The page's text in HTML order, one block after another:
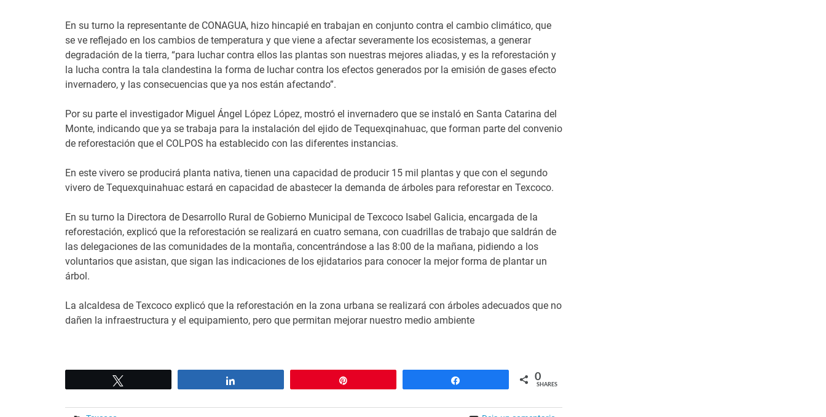
En su turno la representante de CONAGUA, hizo hincapié en trabajan en conjunto contra el cambio climático, que
se ve reflejado en los cambios de temperatura y que viene a afectar severamente los ecosistemas, a generar
degradación de la tierra, “para luchar contra ellos las plantas son nuestras mejores aliadas, y es la reforestación y
la lucha contra la tala clandestina la forma de luchar contra los efectos generados por la emisión de gases efecto
invernadero, y las consecuencias que ya nos están afectando”.
Por su parte el investigador Miguel Ángel López López, mostró el invernadero que se instaló en Santa Catarina del
Monte, indicando que ya se trabaja para la instalación del ejido de Tequexqinahuac, que forman parte del convenio
de reforestación que el COLPOS ha establecido con las diferentes instancias.
En este vivero se producirá planta nativa, tienen una capacidad de producir 15 mil plantas y que con el segundo
vivero de Tequexquinahuac estará en capacidad de abastecer la demanda de árboles para reforestar en Texcoco.
En su turno la Directora de Desarrollo Rural de Gobierno Municipal de Texcoco Isabel Galicia, encargada de la
reforestación, explicó que la reforestación se realizará en cuatro semana, con cuadrillas de trabajo que saldrán de
las delegaciones de las comunidades de la montaña, concentrándose a las 8:00 de la mañana, pidiendo a los
voluntarios que asistan, que sigan las indicaciones de los ejidatarios para conocer la mejor forma de plantar un
árbol.
La alcaldesa de Texcoco explicó que la reforestación en la zona urbana se realizará con árboles adecuados que no
dañen la infraestructura y el equipamiento, pero que permitan mejorar nuestro medio ambiente
0
SHARES